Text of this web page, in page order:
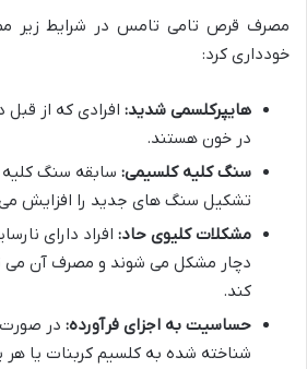
مصرف قرص تامی تامس در شرایط زیر
خودداری کرد:
هایپرکلسمی شدید: افرادی که از
در خون هستند.
سنگ کلیه کلسیمی: سابقه سنگ کلیه
تشکیل سنگ های جدید را افزایش
مشکلات کلیوی حاد: افراد دارای
دچار مشکل می شوند و مصرف آن می
کند.
حساسیت به اجزای فرآورده: در
شناخته شده به کلسیم کربنات یا هر